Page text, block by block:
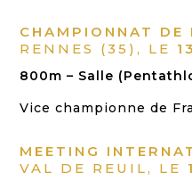
CHAMPIONNAT DE
RENNES (35), LE
800m – Salle
Vice championne de
MEETING
VAL DE REUIL, LE